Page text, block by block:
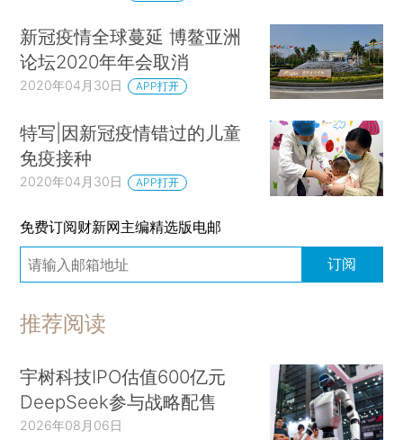
新冠疫情全球蔓延 博鳌亚洲
论坛2020年年会取消
2020年04月30日 APP打开
特写|因新冠疫情错过的儿童
免疫接种
2020年04月30日 APP打开
免费订阅财新网主编精选版电邮
订阅
推荐阅读
宇树科技IPO估值600亿元
DeepSeek参与战略配售
2026年08月06日